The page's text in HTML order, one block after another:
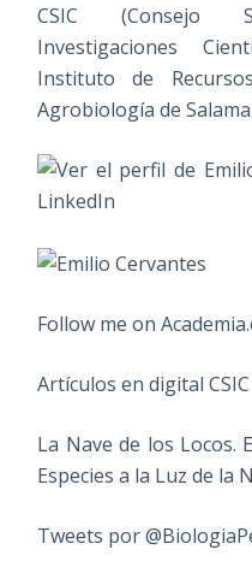
CSIC (Consejo
Investigaciones
Instituto de
Agrobiología de
Follow me on
Artículos en digital CSIC
La Nave de los Locos.
Especies a la Luz de la
Tweets por